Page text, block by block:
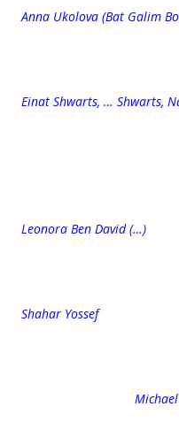
Anna Ukolova (Bat Galim
Einat Shwarts, … Shwarts,
Leonora Ben David (…)
Shahar Yossef